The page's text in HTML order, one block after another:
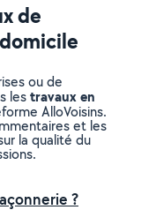
de
ou de
lestravaux en
AlloVoisins.
et les
la qualité du
?